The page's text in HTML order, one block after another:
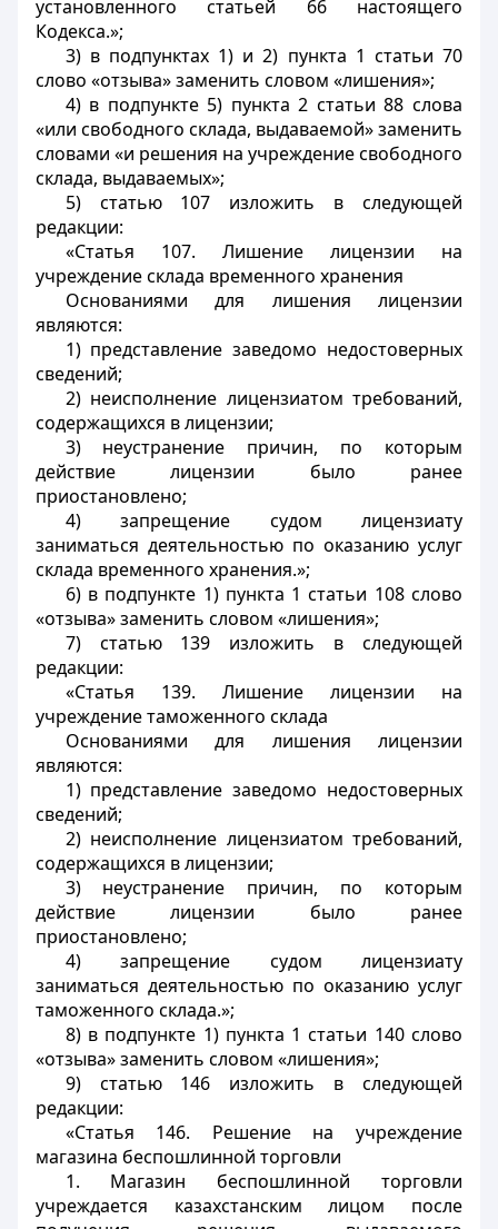
установленного статьей 66 настоящего
Кодекса.»;
3) в подпунктах 1) и 2) пункта 1 статьи 70
слово «отзыва» заменить словом «лишения»;
4) в подпункте 5) пункта 2 статьи 88 слова
«или свободного склада, выдаваемой» заменить
словами «и решения на учреждение свободного
склада, выдаваемых»;
5) статью 107 изложить в следующей
редакции:
«Статья 107. Лишение лицензии на
учреждение склада временного хранения
Основаниями для лишения лицензии
являются:
1) представление заведомо недостоверных
сведений;
2) неисполнение лицензиатом требований,
содержащихся в лицензии;
3) неустранение причин, по которым
действие лицензии было ранее
приостановлено;
4) запрещение судом лицензиату
заниматься деятельностью по оказанию услуг
склада временного хранения.»;
6) в подпункте 1) пункта 1 статьи 108 слово
«отзыва» заменить словом «лишения»;
7) статью 139 изложить в следующей
редакции:
«Статья 139. Лишение лицензии на
учреждение таможенного склада
Основаниями для лишения лицензии
являются:
1) представление заведомо недостоверных
сведений;
2) неисполнение лицензиатом требований,
содержащихся в лицензии;
3) неустранение причин, по которым
действие лицензии было ранее
приостановлено;
4) запрещение судом лицензиату
заниматься деятельностью по оказанию услуг
таможенного склада.»;
8) в подпункте 1) пункта 1 статьи 140 слово
«отзыва» заменить словом «лишения»;
9) статью 146 изложить в следующей
редакции:
«Статья 146. Решение на учреждение
магазина беспошлинной торговли
1. Магазин беспошлинной торговли
учреждается казахстанским лицом после